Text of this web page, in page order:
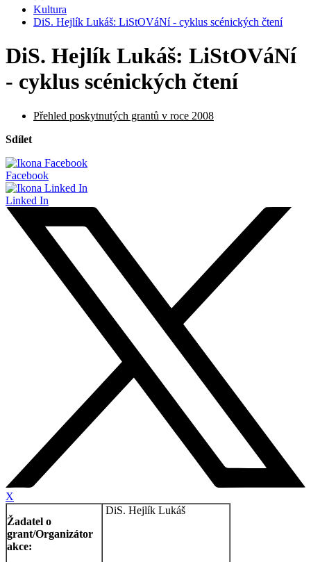
Kultura
DiS. Hejlík Lukáš: LiStOVáNí - cyklus scénických čtení
DiS. Hejlík Lukáš: LiStOVáNí
- cyklus scénických čtení
Přehled poskytnutých grantů v roce 2008
Sdílet
Facebook
Linked In
X
Žadatel o
grant/Organizátor
akce:
DiS. Hejlík Lukáš